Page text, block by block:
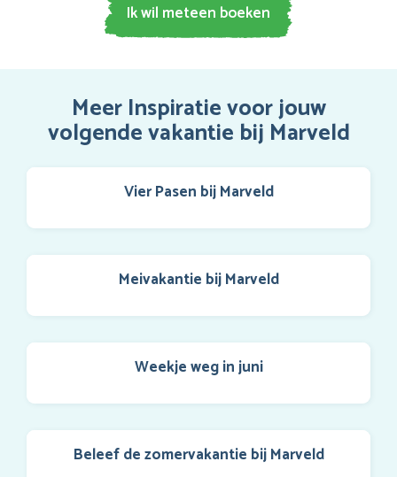
Ik wil meteen boeken
Meer Inspiratie voor jouw
volgende vakantie bij Marveld
Vier Pasen bij Marveld
Meivakantie bij Marveld
Weekje weg in juni
Beleef de zomervakantie bij Marveld